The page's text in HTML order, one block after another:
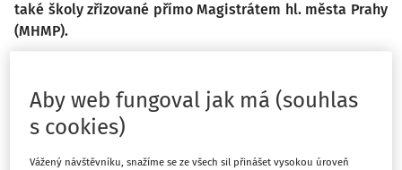
také školy zřizované přímo Magistrátem hl. města Prahy
(MHMP).
Velkou podporu implementaci dietního stravování
poskytuje iradní pro školství a evropské fondy Ing. Mgr.
Irena Ropková:
Aby web fungoval jak má (souhlas
s cookies)
Vážený návštěvníku, snažíme se ze všech sil přinášet vysokou úroveň